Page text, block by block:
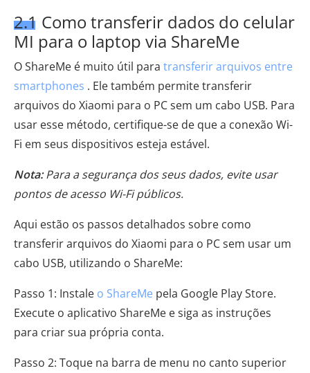
2.1 Como transferir dados do celular
MI para o laptop via ShareMe
O ShareMe é muito útil para transferir arquivos entre
smartphones . Ele também permite transferir
arquivos do Xiaomi para o PC sem um cabo USB. Para
usar esse método, certifique-se de que a conexão Wi-
Fi em seus dispositivos esteja estável.
Nota:Para a segurança dos seus dados, evite usar
pontos de acesso Wi-Fi públicos.
Aqui estão os passos detalhados sobre como
transferir arquivos do Xiaomi para o PC sem usar um
cabo USB, utilizando o ShareMe:
Passo 1: Instale o ShareMe pela Google Play Store.
Execute o aplicativo ShareMe e siga as instruções
para criar sua própria conta.
Passo 2: Toque na barra de menu no canto superior